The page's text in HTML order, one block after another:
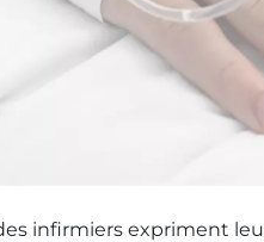
infirmiers expriment